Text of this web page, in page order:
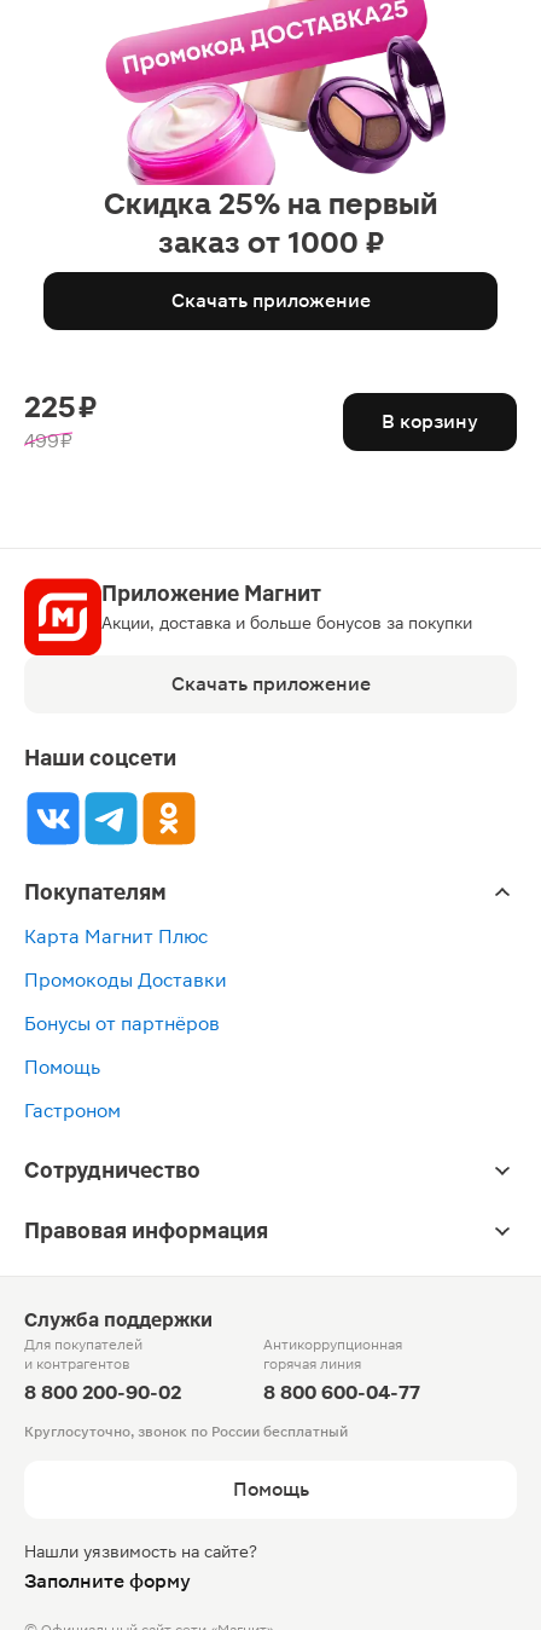
Скидка 25% на первый
заказ от 1000 ₽
Скачать приложение
225 ₽
499 ₽
В корзину
Приложение Магнит
Акции, доставка и больше бонусов за покупки
Скачать приложение
Наши соцсети
Покупателям
Карта Магнит Плюс
Промокоды Доставки
Бонусы от партнёров
Помощь
Гастроном
Сотрудничество
Правовая информация
Служба поддержки
Для покупателей
и контрагентов
8 800 200-90-02
Антикоррупционная
горячая линия
8 800 600-04-77
Круглосуточно, звонок по России бесплатный
Помощь
Нашли уязвимость на сайте?
Заполните форму